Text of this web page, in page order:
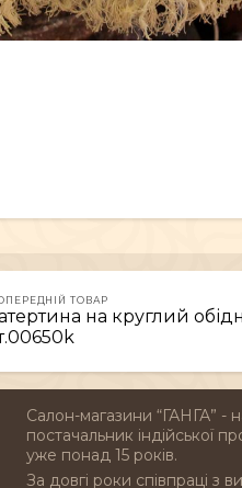
ТОВАР
на круглий
Салон-магазини “ГАНГА” -
постачальник індійської
уже понад 15 років.
За довгі роки співпраці з